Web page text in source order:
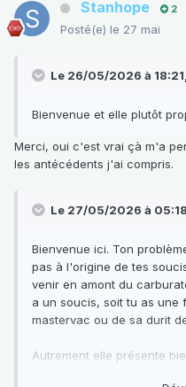
Stanhope 2
Posté(e) le 27 mai
Le 26/05/2026 à 18:21,
Bienvenue et elle plutôt
Merci, oui c'est vrai çà m'a
les antécédents j'ai compris.
Le 27/05/2026 à 05:18,
Bienvenue ici. Ton
pas à l'origine de tes
venir en amont du
a un soucis, soit tu as une
mastervac ou de sa durit
Autrement elle présente